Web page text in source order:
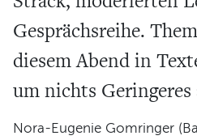
Programm
Gesprächsreihe.
diesem Abend in
um nichts Geringeres
Nora-Eugenie Gomringer